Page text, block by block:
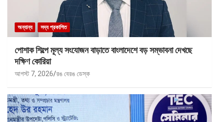
অন্যান্য সদ্য প্রকাশিত
পোশাক শিল্পে মূল্য সংযোজন বাড়াতে বাংলাদেশে বড় সম্ভাবনা দেখছে
দক্ষিণ কোরিয়া
আগস্ট 7, 2026 রঙ বেরঙ ডেস্ক